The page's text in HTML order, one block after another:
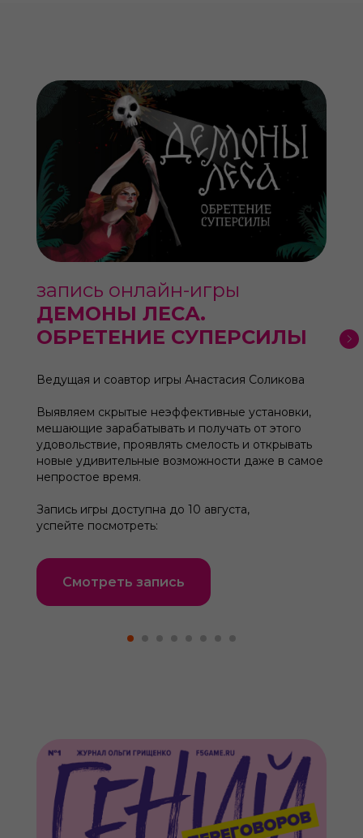
запись онлайн-игры
ДЕМОНЫ ЛЕСА.
ОБРЕТЕНИЕ СУПЕРСИЛЫ
Ведущая и соавтор игры Анастасия Соликова
Выявляем скрытые неэффективные установки,
мешающие зарабатывать и получать от этого
удовольствие, проявлять смелость и открывать
новые удивительные возможности даже в самое
непростое время.
Запись игры доступна до 10 августа,
успейте посмотреть:
Смотреть запись